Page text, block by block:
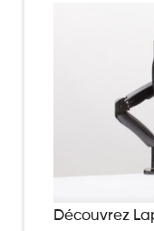
Découvrez